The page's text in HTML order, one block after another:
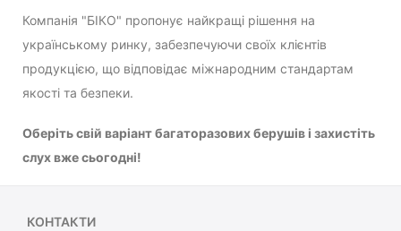
Компанія "БІКО" пропонує найкращі рішення на
українському ринку, забезпечуючи своїх клієнтів
продукцією, що відповідає міжнародним стандартам
якості та безпеки.
Оберіть свій варіант багаторазових берушів і захистіть
слух вже сьогодні!
КОНТАКТИ